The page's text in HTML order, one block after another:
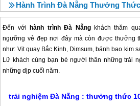
Hành Trình Đà Nẵng Thưởng Thức
Đến với hành trình Đà Nẵngkhách thăm
ngưỡng vẻ đẹp nơi đây mà còn được thưởng
như: Vịt quay Bắc Kinh, Dimsum, bánh bao kim
Lữ khách cùng bạn bè người thân những trải
những dịp cuối năm.
trải nghiệm Đà Nẵng : thưởng thức